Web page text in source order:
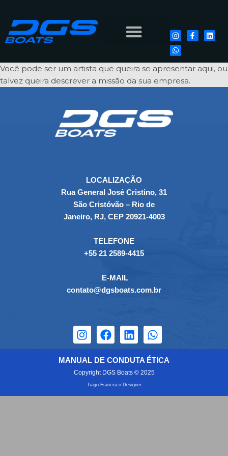
Você pode ser um artista que queira se apresentar aqui, ou
talvez queira descrever a missão da sua empresa.
LOCALIZAÇÃO
Rua General José Cristino, 31
São Cristóvão – Rio de
Janeiro, RJ, CEP 20921-4003
TELEFONE
+55 21 2589-4415
E-MAIL
contato@dgsboats.com.br
MANUAL DE CONDUTA ÉTICA
Copyright DGS Boats © 2025
Tiago Francisco Designer